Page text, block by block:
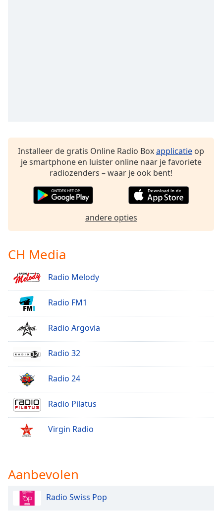
Installeer de gratis Online Radio Boxapplicatie op
je smartphone en luister online naar je favoriete
radiozenders – waar je ook bent!
andere opties
CH Media
Radio Melody
Radio FM1
Radio Argovia
Radio 32
Radio 24
Radio Pilatus
Virgin Radio
Aanbevolen
Radio Swiss Pop